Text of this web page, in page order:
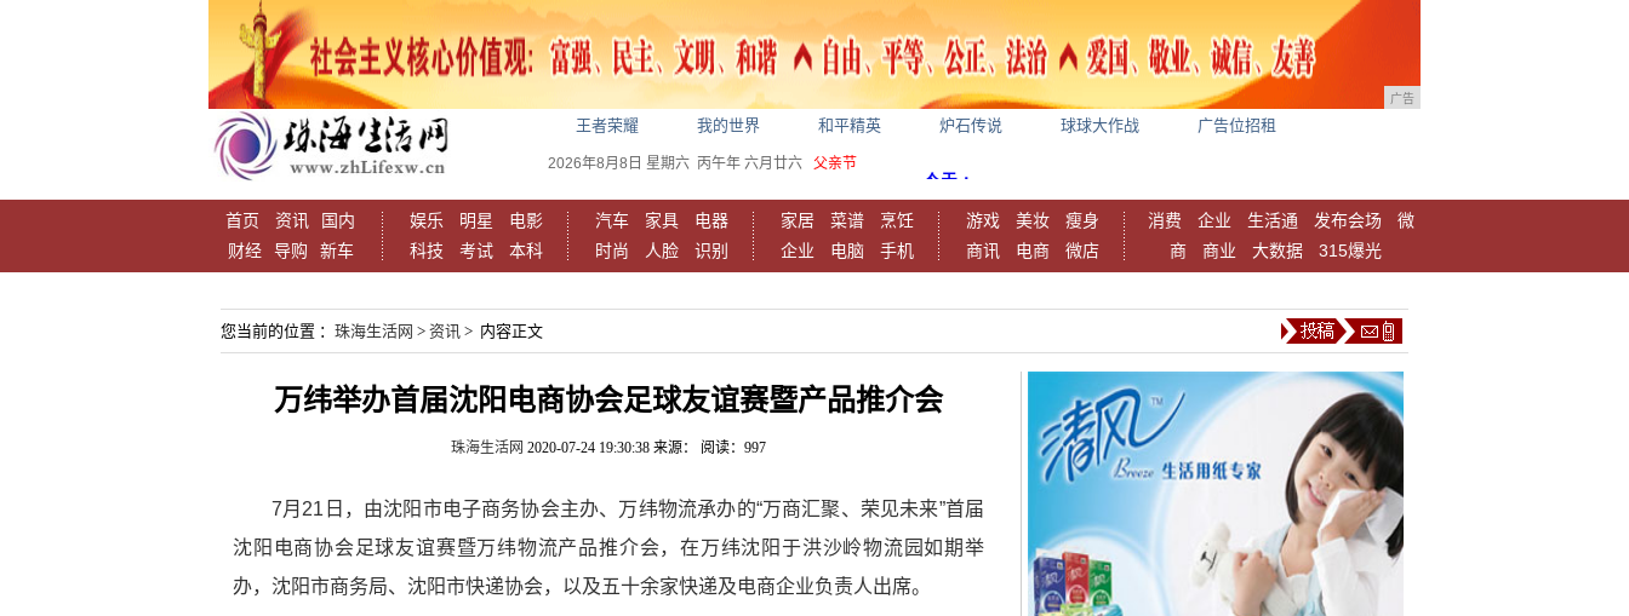
广告
王者荣耀 我的世界 和平精英 炉石传说 球球大作战 广告位招租
2026年8月8日 星期六 丙午年 六月廿六 父亲节
首页 资讯
国内
财经
导购 新车
娱乐 明星
电影
科技
考试 本科
汽车 家具
电器
时尚
人脸 识别
家居 菜谱
烹饪
企业
电脑 手机
游戏 美妆
瘦身
商讯
电商 微店
消费 企业 生活通 发布会场
微
商
商业 大数据 315爆光
您当前的位置 ： 珠海生活网 > 资讯 > 内容正文
万纬举办首届沈阳电商协会足球友谊赛暨产品推介会
珠海生活网 2020-07-24 19:30:38 来源： 阅读：997
7月21日，由沈阳市电子商务协会主办、万纬物流承办的“万商汇聚、荣见未来”首届
沈阳电商协会足球友谊赛暨万纬物流产品推介会，在万纬沈阳于洪沙岭物流园如期举
办，沈阳市商务局、沈阳市快递协会，以及五十余家快递及电商企业负责人出席。